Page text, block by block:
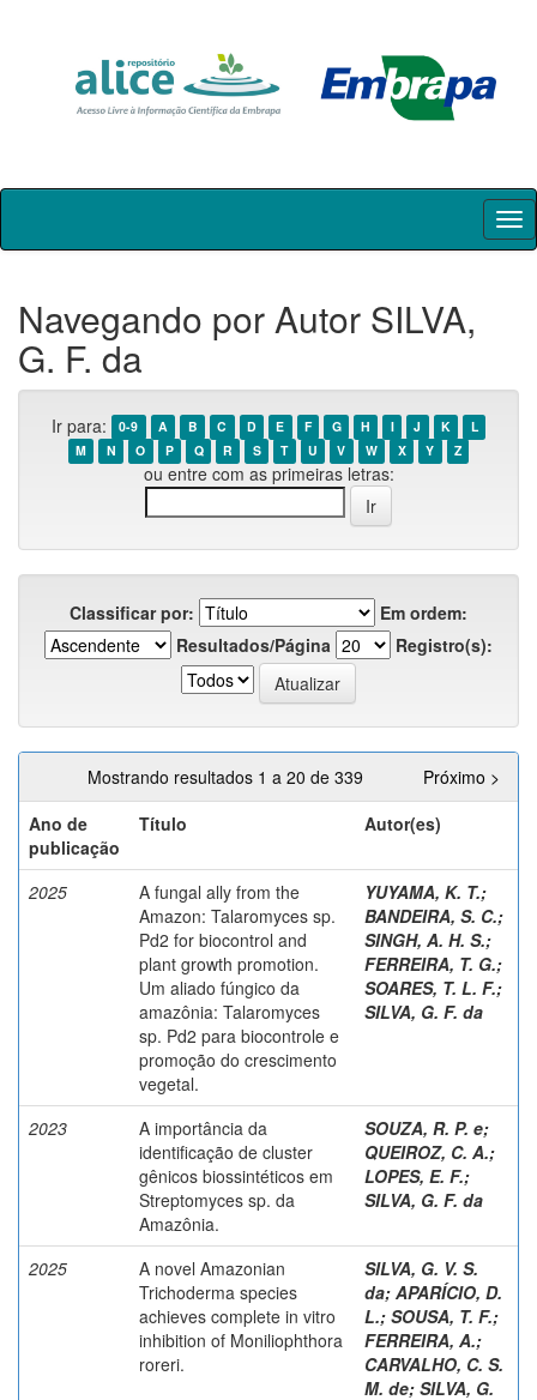
Skip
Navegando por Autor SILVA,
G. F. da
Ir para: 0-9 A B C D E F G H I J K
L
M
N O P Q R S T U V W X Y Z
ou entre com as primeiras letras:
Classificar por:
Em ordem:
Resultados/Página
Registro(s):
Mostrando resultados 1 a 20 de 339
Próximo >
Ano de
publicação
Título Autor(es)
2025
A fungal ally from the
Amazon: Talaromyces sp.
Pd2 for biocontrol and
plant growth promotion.
Um aliado fúngico da
amazônia: Talaromyces
sp. Pd2 para biocontrole e
promoção do crescimento
vegetal.
YUYAMA, K. T.;
BANDEIRA, S. C.;
SINGH, A. H. S.;
FERREIRA, T. G.;
SOARES, T. L. F.;
SILVA, G. F. da
2023
A importância da
identificação de cluster
gênicos biossintéticos em
Streptomyces sp. da
Amazônia.
SOUZA, R. P. e;
QUEIROZ, C. A.;
LOPES, E. F.;
SILVA, G. F. da
2025
A novel Amazonian
Trichoderma species
achieves complete in vitro
inhibition of Moniliophthora
roreri.
SILVA, G. V. S.
da; APARÍCIO, D.
L.; SOUSA, T. F.;
FERREIRA, A.;
CARVALHO, C. S.
M. de; SILVA, G.